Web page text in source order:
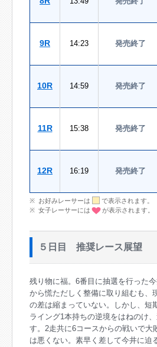
9R 14:23 発売終了
10R 14:59 発売終了
11R 15:38 発売終了
12R 16:19 発売終了
お好みレーサーは
で表示されます。
女子レーサーには
が表示されます。
５日目 推奨レース展望
残り物に福。6番目に抽選を行った
から慌ただしく整備に取り組むも、
の差は縮まっていない。しかし、短
ライング1本持ちの逆境をはねのけ
す。2走共に6コースからの戦いで大
は悪くない。素早く差して今井に迫